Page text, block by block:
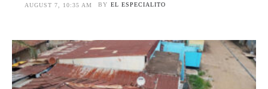
AUGUST 7, 10:35 AM BY EL ESPECIALITO